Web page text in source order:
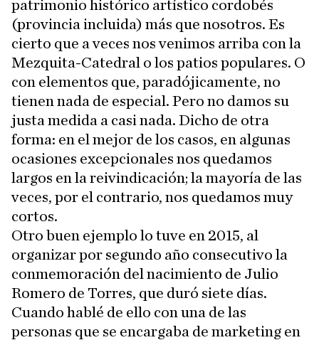
patrimonio histórico artístico cordobés
(provincia incluida) más que nosotros. Es
cierto que a veces nos venimos arriba con la
Mezquita-Catedral o los patios populares. O
con elementos que, paradójicamente, no
tienen nada de especial. Pero no damos su
justa medida a casi nada. Dicho de otra
forma: en el mejor de los casos, en algunas
ocasiones excepcionales nos quedamos
largos en la reivindicación; la mayoría de las
veces, por el contrario, nos quedamos muy
cortos.
Otro buen ejemplo lo tuve en 2015, al
organizar por segundo año consecutivo la
conmemoración del nacimiento de Julio
Romero de Torres, que duró siete días.
Cuando hablé de ello con una de las
personas que se encargaba de marketing en